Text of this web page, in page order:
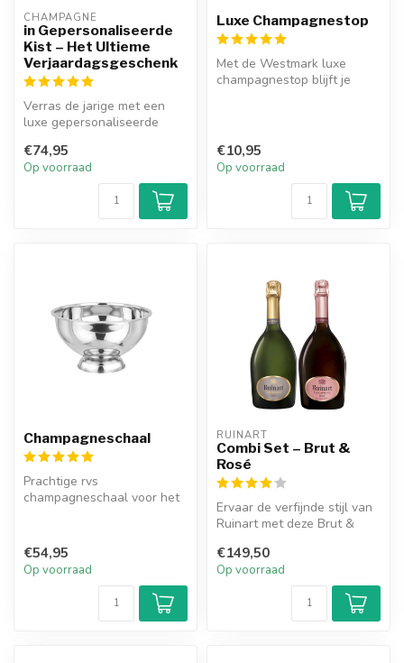
CHAMPAGNE
in Gepersonaliseerde
Kist – Het Ultieme
Verjaardagsgeschenk
Verras de jarige met een
luxe gepersonaliseerde
champagne...
€74,95
Op voorraad
Luxe Champagnestop
Met de Westmark luxe
champagnestop blijft je
€10,95
Op voorraad
Champagneschaal
Prachtige rvs
champagneschaal voor het
€54,95
Op voorraad
RUINART
Combi Set – Brut &
Rosé
Ervaar de verfijnde stijl van
Ruinart met deze Brut &
€149,50
Op voorraad